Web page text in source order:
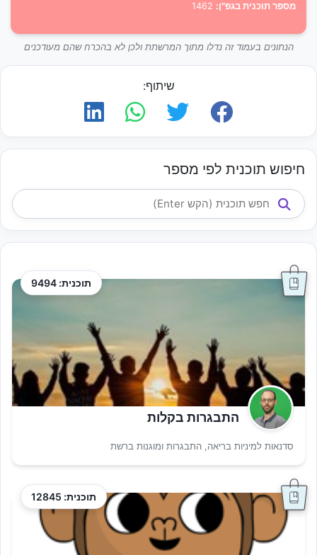
מספר תוכנית בגפ"ן:
הנתונים בעמוד זה נדלו מתוך המרשתת ולכן לא בהכרח שהם מעודכנים
שיתוף:
חיפוש תוכנית לפי מספר
תוכנית: 9494
התבגרות בקלות
סדנאות למיניות בריאה, התבגרות ומוגנות ברשת
תוכנית: 12845